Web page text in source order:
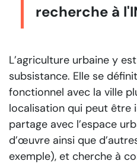
recherche à
L’agriculture urbaine y
subsistance. Elle se
fonctionnel avec la ville
localisation qui peut être
partage avec l’espace
d’œuvre ainsi que
exemple), et cherche à